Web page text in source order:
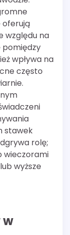
oferują
względu na
pomiędzy
wpływa na
często
stawek
rolę;
wieczorami
wyższe
w